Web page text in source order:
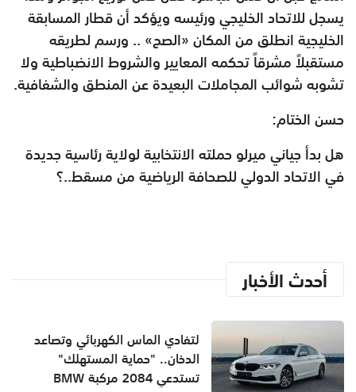
يسجل للاتحاد الخليجي ورئيسه ويؤكد أن قطار المسابقة
الخليجية انطلق من المكان «الصح» .. ورسم لطريقه
مستقبلاً مشرقاً تحكمه المعايير والشروط الانضباطية ولا
تشوبه شوائب المجاملات البعيدة عن المنطق والشفافية.
حسن الختام:
هل بدأ جياني ميرلو حملته الانتخابية لولاية رئاسية جديدة
في الاتحاد الدولي للصحافة الرياضية من مسقط..؟
أحدث الأخبار
لتفادي الماس الكهربائي وتصاعد
الدخان.. "حماية المستهلك"
تستدعي 2084 مركبة BMW